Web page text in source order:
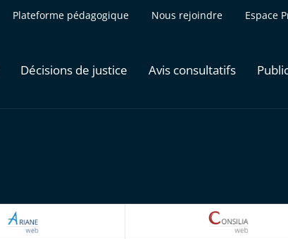
Plateforme pédagogique Nous rejoindre Espace
Décisions de justice Avis consultatifs
ARIANEWEB